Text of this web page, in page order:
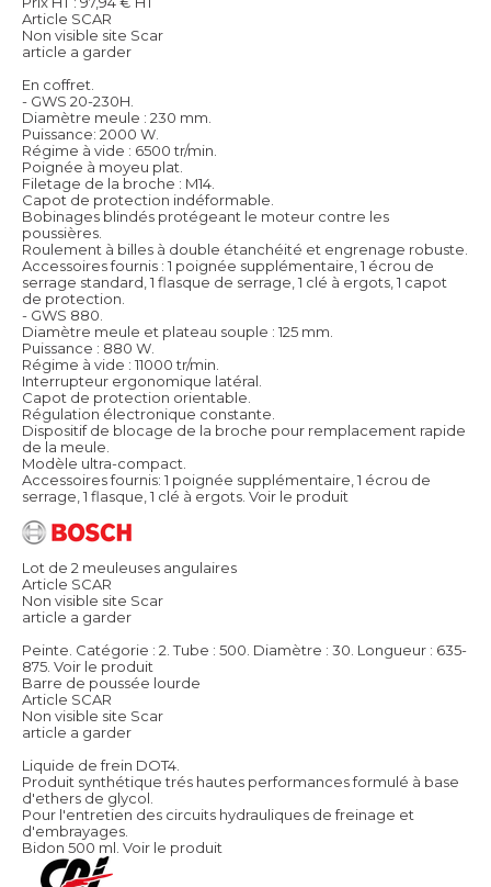
Article SCAR
Non visible site Scar
article a garder
En coffret.
- GWS 20-230H.
Diamètre meule : 230 mm.
Puissance: 2000 W.
Régime à vide : 6500 tr/min.
Poignée à moyeu plat.
Filetage de la broche : M14.
Capot de protection indéformable.
Bobinages blindés protégeant le moteur contre les
poussières.
Roulement à billes à double étanchéité et engrenage robuste.
Accessoires fournis : 1 poignée supplémentaire, 1 écrou de
serrage standard, 1 flasque de serrage, 1 clé à ergots, 1 capot
de protection.
- GWS 880.
Diamètre meule et plateau souple : 125 mm.
Puissance : 880 W.
Régime à vide : 11000 tr/min.
Interrupteur ergonomique latéral.
Capot de protection orientable.
Régulation électronique constante.
Dispositif de blocage de la broche pour remplacement rapide
de la meule.
Modèle ultra-compact.
Accessoires fournis: 1 poignée supplémentaire, 1 écrou de
serrage, 1 flasque, 1 clé à ergots. Voir le produit
Lot de 2 meuleuses angulaires
Article SCAR
Non visible site Scar
article a garder
Peinte. Catégorie : 2. Tube : 500. Diamètre : 30. Longueur : 635-
875. Voir le produit
Barre de poussée lourde
Article SCAR
Non visible site Scar
article a garder
Liquide de frein DOT4.
Produit synthétique trés hautes performances formulé à base
d'ethers de glycol.
Pour l'entretien des circuits hydrauliques de freinage et
d'embrayages.
Bidon 500 ml. Voir le produit